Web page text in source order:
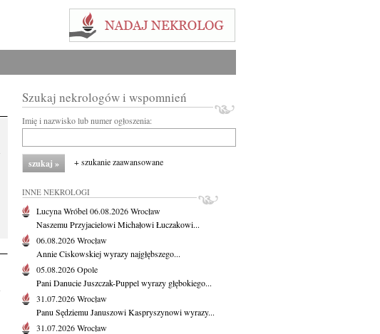
Szukaj nekrologów i wspomnień
Imię i nazwisko lub numer ogłoszenia:
+ szukanie zaawansowane
INNE NEKROLOGI
Lucyna Wróbel06.08.2026Wrocław
Naszemu Przyjacielowi Michałowi Łuczakowi...
06.08.2026Wrocław
Annie Ciskowskiej wyrazy najgłębszego...
05.08.2026Opole
Pani Danucie Juszczak-Puppel wyrazy głębokiego...
31.07.2026Wrocław
Panu Sędziemu Januszowi Kaspryszynowi wyrazy...
31.07.2026Wrocław